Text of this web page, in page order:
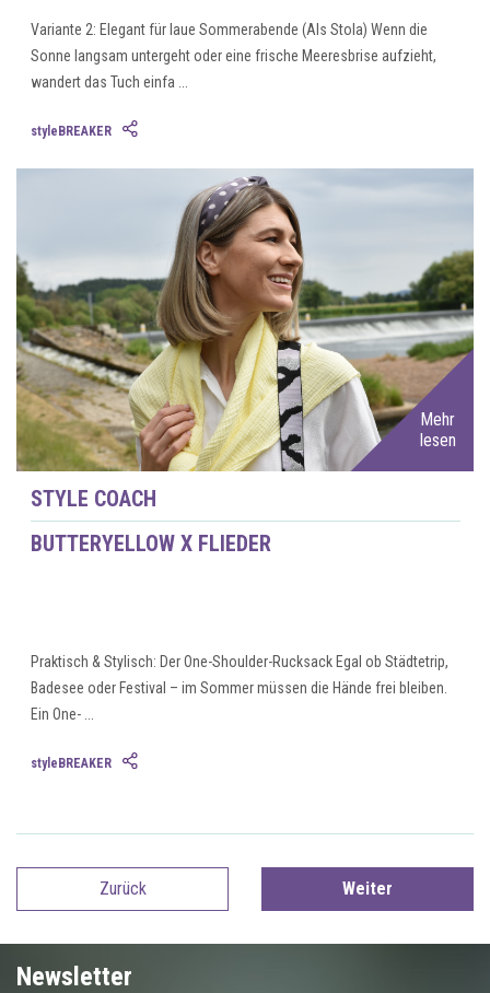
Variante 2: Elegant für laue Sommerabende (Als Stola) Wenn die
Sonne langsam untergeht oder eine frische Meeresbrise aufzieht,
wandert das Tuch einfa ...
styleBREAKER
Mehr
lesen
STYLE COACH
BUTTERYELLOW X FLIEDER
Praktisch & Stylisch: Der One-Shoulder-Rucksack Egal ob Städtetrip,
Badesee oder Festival – im Sommer müssen die Hände frei bleiben.
Ein One- ...
styleBREAKER
Zurück Weiter
Newsletter